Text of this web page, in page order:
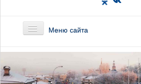
Меню сайта
О предприятии